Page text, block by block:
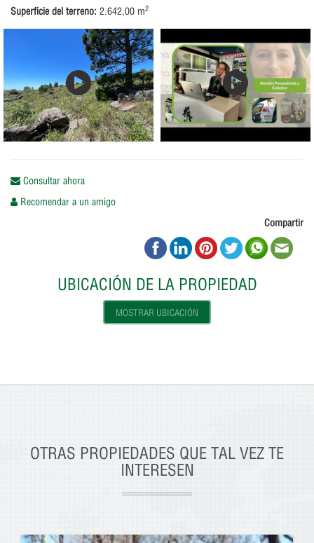
Superficie del terreno: 2.642,00 m2
Consultar ahora
Recomendar a un amigo
Compartir
UBICACIÓN DE LA PROPIEDAD
MOSTRAR UBICACIÓN
OTRAS PROPIEDADES QUE TAL VEZ TE
INTERESEN